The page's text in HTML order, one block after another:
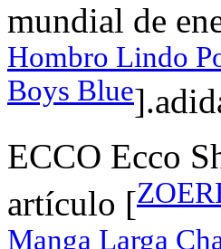
mundial de
Hombro Lindo
Boys Blue
ECCO Ecco
artículo [
Manga Larga